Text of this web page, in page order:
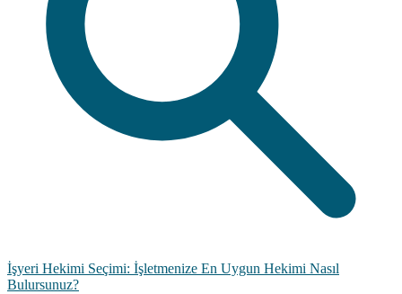
İşyeri Hekimi Seçimi: İşletmenize En Uygun Hekimi Nasıl
Bulursunuz?